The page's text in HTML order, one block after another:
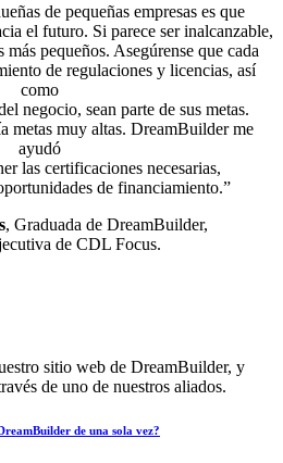
de pequeñas empresas es que
el futuro. Si parece ser inalcanzable,
más pequeños. Asegúrense que cada
de regulaciones y licencias, así
como
negocio, sean parte de sus metas.
metas muy altas. DreamBuilder me
ayudó
las certificaciones necesarias,
de financiamiento.”
, Graduada de DreamBuilder,
de CDL Focus.
sitio web de DreamBuilder, y
de uno de nuestros aliados.
de una sola vez?